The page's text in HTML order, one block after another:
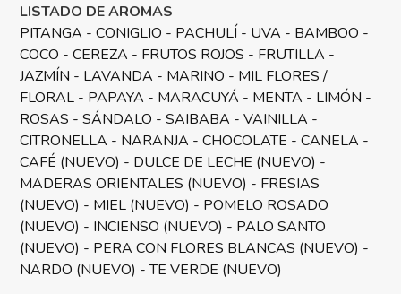
LISTADO DE AROMAS
PITANGA - CONIGLIO - PACHULÍ - UVA - BAMBOO -
COCO - CEREZA - FRUTOS ROJOS - FRUTILLA -
JAZMÍN - LAVANDA - MARINO - MIL FLORES /
FLORAL - PAPAYA - MARACUYÁ - MENTA - LIMÓN -
ROSAS - SÁNDALO - SAIBABA - VAINILLA -
CITRONELLA - NARANJA - CHOCOLATE - CANELA -
CAFÉ (NUEVO) - DULCE DE LECHE (NUEVO) -
MADERAS ORIENTALES (NUEVO) - FRESIAS
(NUEVO) - MIEL (NUEVO) - POMELO ROSADO
(NUEVO) - INCIENSO (NUEVO) - PALO SANTO
(NUEVO) - PERA CON FLORES BLANCAS (NUEVO) -
NARDO (NUEVO) - TE VERDE (NUEVO)